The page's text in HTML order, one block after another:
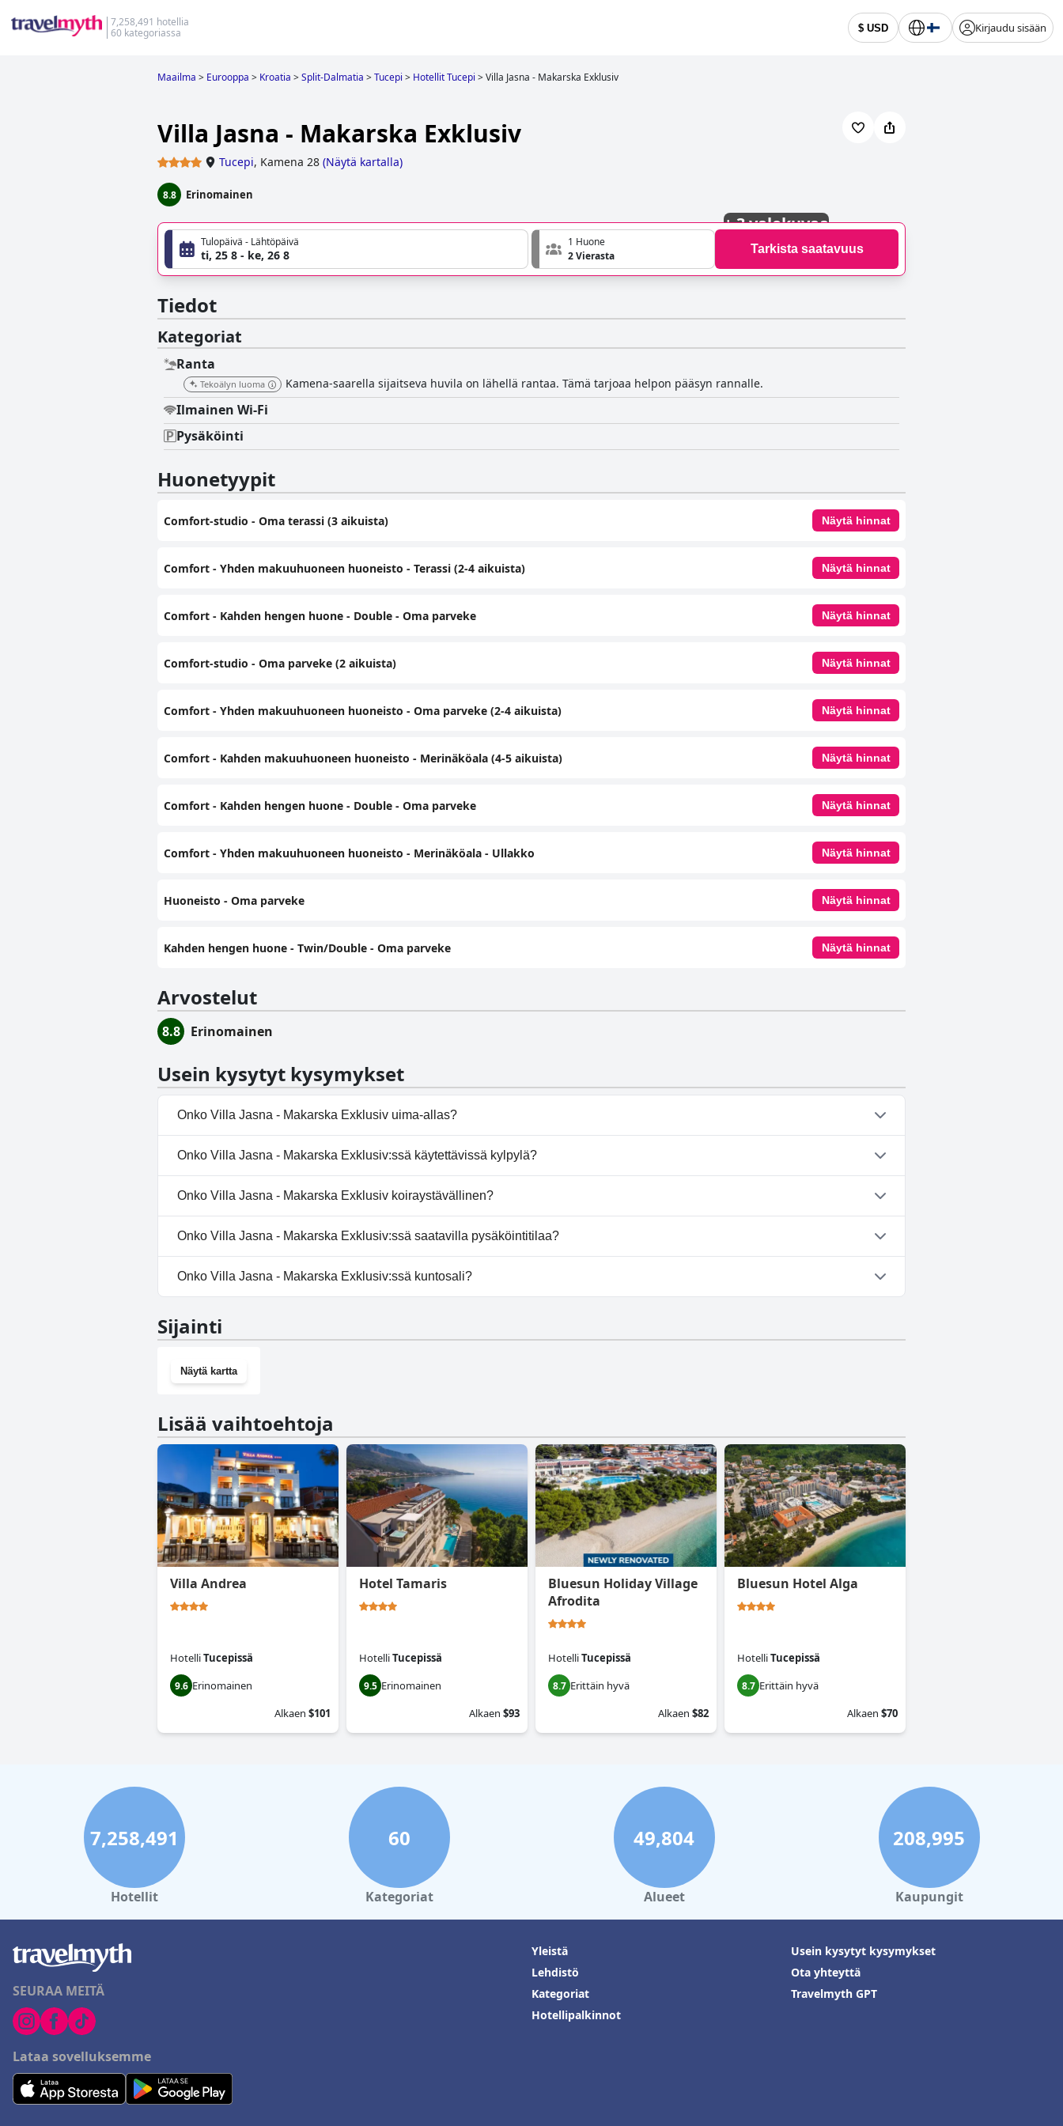
7,258,491 hotellia
60 kategoriassa
$ USD Kirjaudu sisään
Maailma > Eurooppa > Kroatia >Split-Dalmatia >Tucepi > Hotellit Tucepi >Villa Jasna - Makarska Exklusiv
Villa Jasna - Makarska Exklusiv
Tucepi, Kamena 28 (Näytä kartalla)
8.8 Erinomainen
+3 valokuvaa
Tulopäivä - Lähtöpäivä
ti, 25 8 - ke, 26 8
1 Huone
2 Vierasta
Tarkista saatavuus
Tiedot
Kategoriat
Ranta
Tekoälyn luoma Kamena-saarella sijaitseva huvila on lähellä rantaa. Tämä tarjoaa helpon pääsyn rannalle.
Ilmainen Wi-Fi
Pysäköinti
Huonetyypit
Comfort-studio - Oma terassi (3 aikuista) Näytä hinnat
Comfort - Yhden makuuhuoneen huoneisto - Terassi (2-4 aikuista) Näytä hinnat
Comfort - Kahden hengen huone - Double - Oma parveke Näytä hinnat
Comfort-studio - Oma parveke (2 aikuista) Näytä hinnat
Comfort - Yhden makuuhuoneen huoneisto - Oma parveke (2-4 aikuista) Näytä hinnat
Comfort - Kahden makuuhuoneen huoneisto - Merinäköala (4-5 aikuista) Näytä hinnat
Comfort - Kahden hengen huone - Double - Oma parveke Näytä hinnat
Comfort - Yhden makuuhuoneen huoneisto - Merinäköala - Ullakko Näytä hinnat
Huoneisto - Oma parveke Näytä hinnat
Kahden hengen huone - Twin/Double - Oma parveke Näytä hinnat
Arvostelut
8.8 Erinomainen
Usein kysytyt kysymykset
Onko Villa Jasna - Makarska Exklusiv uima-allas?
Ei, Villa Jasna - Makarska Exklusiv ei ole uima-allasta.
Onko Villa Jasna - Makarska Exklusiv:ssä käytettävissä kylpylä?
Ei, Villa Jasna - Makarska Exklusiv ei tarjoa kylpylää.
Onko Villa Jasna - Makarska Exklusiv koiraystävällinen?
Ei, Villa Jasna - Makarska Exklusiv ei salli koiria.
Onko Villa Jasna - Makarska Exklusiv:ssä saatavilla pysäköintitilaa?
Kyllä, Villa Jasna - Makarska Exklusiv tarjoaa pysäköintimahdollisuuden.
Onko Villa Jasna - Makarska Exklusiv:ssä kuntosali?
Sijainti
Näytä kartta
Lisää vaihtoehtoja
Villa Andrea
HotelliTucepissä
9.6 Erinomainen
Alkaen $101
Hotel Tamaris
HotelliTucepissä
9.5 Erinomainen
Alkaen $93
Bluesun Holiday Village
Afrodita
HotelliTucepissä
8.7 Erittäin hyvä
Alkaen $82
Bluesun Hotel Alga
HotelliTucepissä
8.7 Erittäin hyvä
Alkaen $70
7,258,491
Hotellit
60
Kategoriat
49,804
Alueet
208,995
Kaupungit
SEURAA MEITÄ
Lataa sovelluksemme
Yleistä
Lehdistö
Kategoriat
Hotellipalkinnot
Usein kysytyt kysymykset
Ota yhteyttä
Travelmyth GPT